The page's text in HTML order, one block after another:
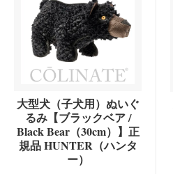
大型犬（子犬用）ぬいぐ
るみ【ブラックベア /
Black Bear（30cm）】正
規品 HUNTER（ハンタ
ー）